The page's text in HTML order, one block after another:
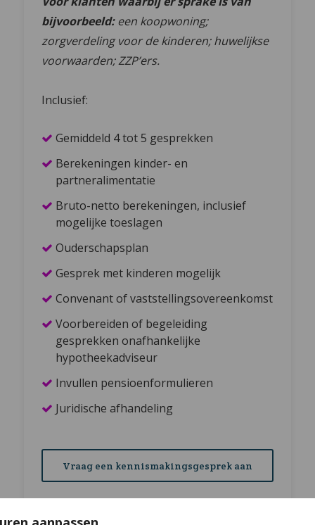
bijvoorbeeld: een koopwoning;
zorgverdeling voor de kinderen; huwelijkse
voorwaarden; ZZP’ers.
Inclusief:
Gemiddeld 4 tot 5 gesprekken
Berekeningen kinder- en
partneralimentatie
Bruto-netto berekeningen, inclusief
mogelijke toeslagen
Ouderschapsplan
Gesprek met kinderen mogelijk
Convenant of vaststellingsovereenkomst
Voorbereiden of begeleiding
gesprekken onafhankelijke
hypotheekadviseur
Invullen pensioenformulieren
Juridische afhandeling
Vraag een kennismakingsgesprek aan